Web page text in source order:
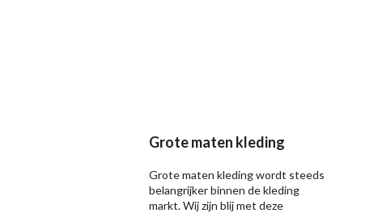
Grote maten kleding
Grote maten kleding wordt steeds
belangrijker binnen de kleding
markt. Wij zijn blij met deze